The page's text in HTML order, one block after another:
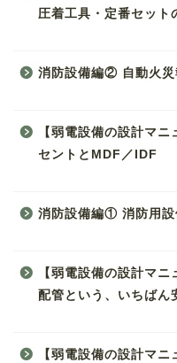
圧着工具・定番セット
消防設備編② 自動火災
【弱電設備の設計マ
セントとMDF／IDF
消防設備編① 消防用設
【弱電設備の設計マ
配管という、いちばん
【弱電設備の設計マ